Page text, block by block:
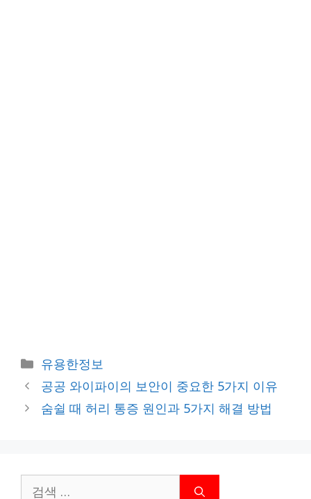
카
테
고
리
유용한정보
공공 와이파이의 보안이 중요한 5가지 이유
숨쉴 때 허리 통증 원인과 5가지 해결 방법